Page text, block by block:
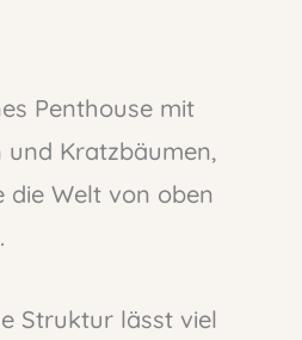
Penthouse mit
und Kratzbäumen,
die Welt von oben
Struktur lässt viel